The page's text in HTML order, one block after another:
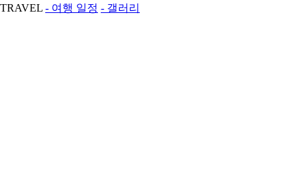
TRAVEL - 여행 일정 - 갤러리